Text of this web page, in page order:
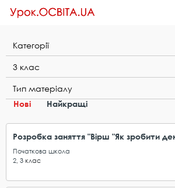
К​а​т​е​г​о​р​і​ї
3​ ​к​л​а​с
Т​и​п​ ​м​а​т​е​р​і​а​л​у
Нові
Найкращі
Розробка заняття "Вірш "Як зробити
Початкова школа
2 3 клас